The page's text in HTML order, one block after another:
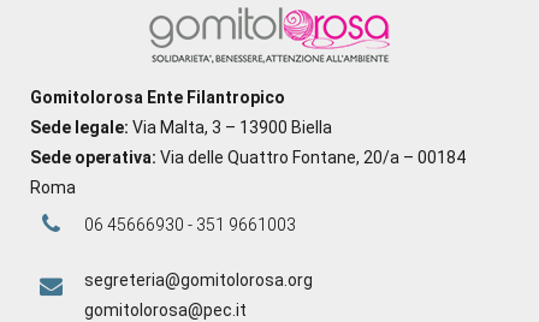
Gomitolorosa Ente Filantropico
Sede legale: Via Malta, 3 – 13900 Biella
Sede operativa: Via delle Quattro Fontane, 20/a – 00184
Roma
06 45666930 - 351 9661003
segreteria@gomitolorosa.org
gomitolorosa@pec.it